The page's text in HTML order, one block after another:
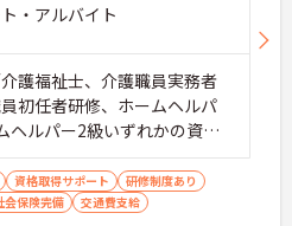
・アルバイト
護福祉士、介護職員実務者
初任者研修、ホームヘルパ
ヘルパー2級いずれかの資格
迎 ※未経験・ブランク可 ※
研修ｏｒ実務者研修の資格
す
資格取得サポート
研修制度あり
会保険完備 交通費支給